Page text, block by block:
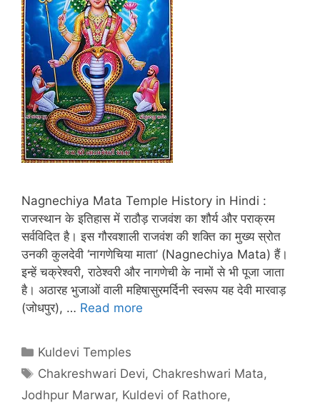
Nagnechiya Mata Temple History in Hindi :
राजस्थान के इतिहास में राठौड़ राजवंश का शौर्य और पराक्रम
सर्वविदित है। इस गौरवशाली राजवंश की शक्ति का मुख्य स्रोत
उनकी कुलदेवी ‘नागणेचिया माता’ (Nagnechiya Mata) हैं।
इन्हें चक्रेश्वरी, राठेश्वरी और नागणेची के नामों से भी पूजा जाता
है। अठारह भुजाओं वाली महिषासुरमर्दिनी स्वरूप यह देवी मारवाड़
(जोधपुर), … Read more
Categories
Kuldevi Temples
Tags
Chakreshwari Devi, Chakreshwari Mata,
Jodhpur Marwar, Kuldevi of Rathore,